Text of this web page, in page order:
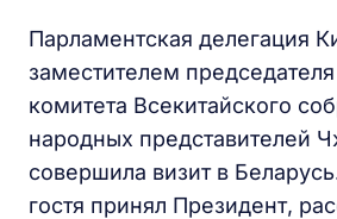
Парламентская делегация
заместителем
комитета Всекитайского
народных представителей
совершила визит в
гостя принял Президент,